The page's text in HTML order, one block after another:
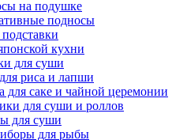
на подушке
подносы
кухни
для суши
риса и лапши
для саке и чайной церемонии
для суши и роллов
для суши
для рыбы